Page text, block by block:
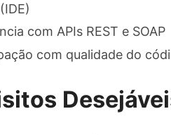
com APIs REST e SOAP​
com qualidade do